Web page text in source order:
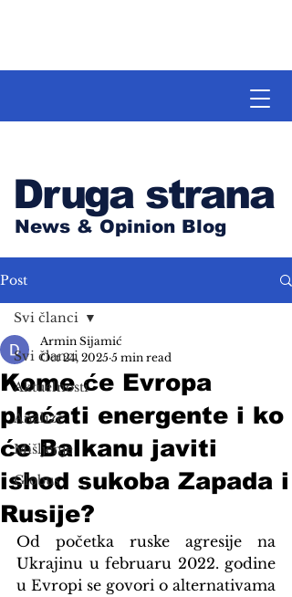
Druga strana
News & Opinion Blog
Post
Svi članci
Aktuelnosti
Analize
Mišljenje
Globus
Svi članci
Kome će Evropa
plaćati energente i ko
će Balkanu javiti
ishod sukoba Zapada i
Rusije?
Armin Sijamić
Oct 24, 2025 5 min read
Od početka ruske agresije na
Ukrajinu u februaru 2022. godine
u Evropi se govori o alternativama